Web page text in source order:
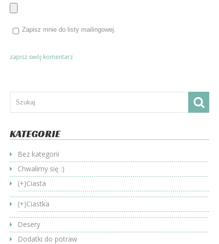
Zapisz mnie do listy mailingowej.
KATEGORIE
Bez kategorii
Chwalimy się :)
(+)Ciasta
(+)Ciastka
Desery
Dodatki do potraw